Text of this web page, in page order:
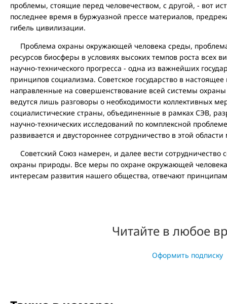
проблемы, стоящие перед человечеством, с другой, - вот
последнее время в буржуазной прессе материалов,
гибель цивилизации.
Проблема охраны окружающей человека среды,
ресурсов биосферы в условиях высоких темпов роста всех
научно-технического прогресса - одна из важнейших
принципов социализма. Советское государство в
направленные на совершенствование всей системы
ведутся лишь разговоры о необходимости коллективных
социалистические страны, объединенные в рамках СЭВ,
научно-технических исследований по комплексной
развивается и двустороннее сотрудничество в этой
Советский Союз намерен, и далее вести сотрудничество
охраны природы. Все меры по охране окружающей
интересам развития нашего общества, отвечают принципам
Читайте в любое
Оформить подписку